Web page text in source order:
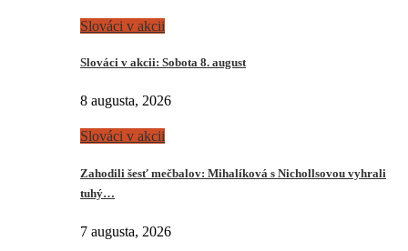
Slováci v akcii
Slováci v akcii: Sobota 8. august
8 augusta, 2026
Slováci v akcii
Zahodili šesť mečbalov: Mihalíková s Nichollsovou vyhrali
tuhý…
7 augusta, 2026